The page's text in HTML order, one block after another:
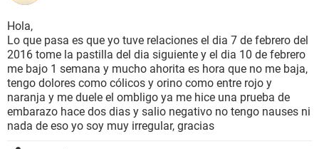
BIENESTAR
SEXUALIDAD
GLOSARIO
Hola,
Lo que pasa es que yo tuve relaciones el dia 7 de febrero del
2016 tome la pastilla del dia siguiente y el dia 10 de febrero
me bajo 1 semana y mucho ahorita es hora que no me baja,
tengo dolores como cólicos y orino como entre rojo y
naranja y me duele el ombligo ya me hice una prueba de
embarazo hace dos dias y salio negativo no tengo nauses ni
nada de eso yo soy muy irregular, gracias